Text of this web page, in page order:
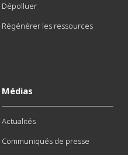
Dépolluer
Régénérer les ressources
Médias
Actualités
Communiqués de presse